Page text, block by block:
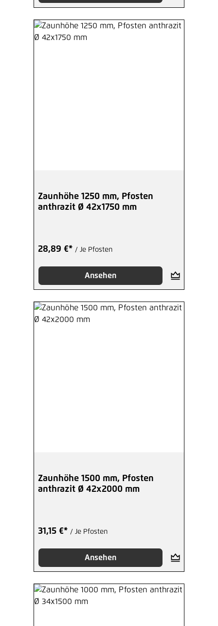
Zaunhöhe 1250 mm, Pfosten
anthrazit Ø 42x1750 mm
28,89 €* / Je Pfosten
Ansehen
Zaunhöhe 1500 mm, Pfosten
anthrazit Ø 42x2000 mm
31,15 €* / Je Pfosten
Ansehen